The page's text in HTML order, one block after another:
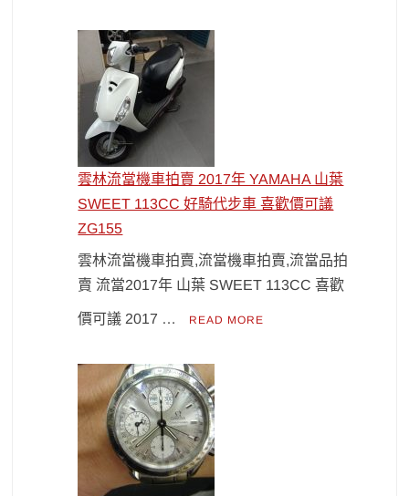
雲林流當機車拍賣 2017年 YAMAHA 山葉
SWEET 113CC 好騎代步車 喜歡價可議
ZG155
雲林流當機車拍賣,流當機車拍賣,流當品拍
賣 流當2017年 山葉 SWEET 113CC 喜歡
價可議 2017 … READ MORE